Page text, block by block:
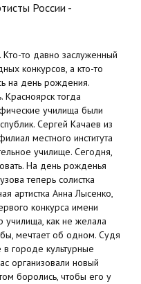
России -
то давно заслуженный
конкурсов, а кто-то
на день рождения.
тогда
училища были
Сергей Качаев из
местного института
училище. Сегодня,
На день рожденья
теперь солистка
артистка Анна Лысенко,
конкурса имени
училища, как не желала
мечтает об одном. Судя
городе культурные
организовали новый
боролись, чтобы его у